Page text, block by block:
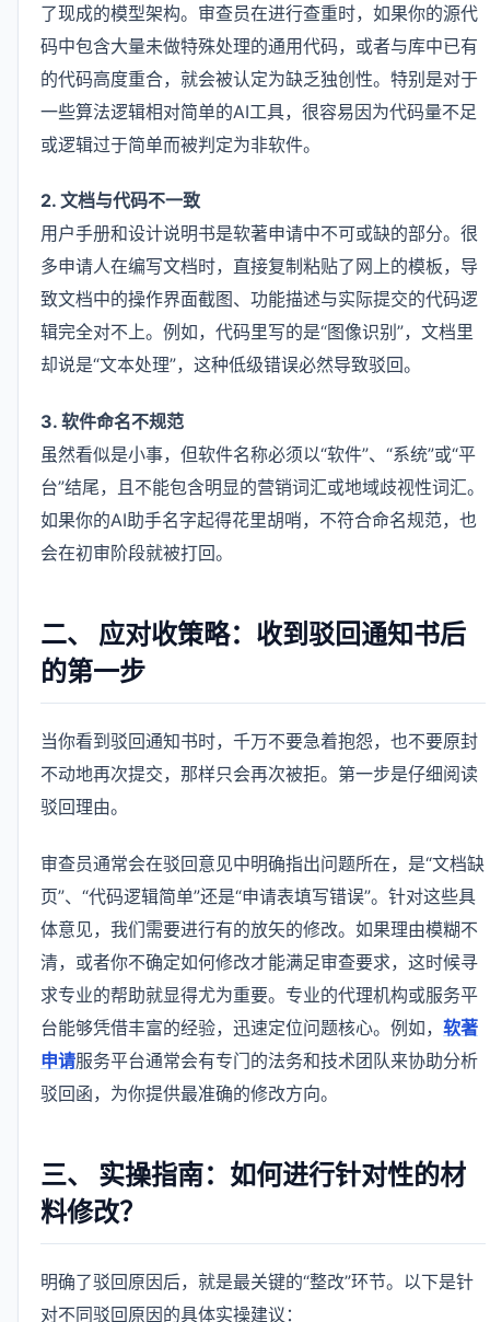
了现成的模型架构。审查员在进行查重时，如果你的源代
码中包含大量未做特殊处理的通用代码，或者与库中已有
的代码高度重合，就会被认定为缺乏独创性。特别是对于
一些算法逻辑相对简单的AI工具，很容易因为代码量不足
或逻辑过于简单而被判定为非软件。
2. 文档与代码不一致
用户手册和设计说明书是软著申请中不可或缺的部分。很
多申请人在编写文档时，直接复制粘贴了网上的模板，导
致文档中的操作界面截图、功能描述与实际提交的代码逻
辑完全对不上。例如，代码里写的是“图像识别”，文档里
却说是“文本处理”，这种低级错误必然导致驳回。
3. 软件命名不规范
虽然看似是小事，但软件名称必须以“软件”、“系统”或“平
台”结尾，且不能包含明显的营销词汇或地域歧视性词汇。
如果你的AI助手名字起得花里胡哨，不符合命名规范，也
会在初审阶段就被打回。
二、 应对收策略：收到驳回通知书后
的第一步
当你看到驳回通知书时，千万不要急着抱怨，也不要原封
不动地再次提交，那样只会再次被拒。第一步是仔细阅读
驳回理由。
审查员通常会在驳回意见中明确指出问题所在，是“文档缺
页”、“代码逻辑简单”还是“申请表填写错误”。针对这些具
体意见，我们需要进行有的放矢的修改。如果理由模糊不
清，或者你不确定如何修改才能满足审查要求，这时候寻
求专业的帮助就显得尤为重要。专业的代理机构或服务平
台能够凭借丰富的经验，迅速定位问题核心。例如， 软著
申请服务平台通常会有专门的法务和技术团队来协助分析
驳回函，为你提供最准确的修改方向。
三、 实操指南：如何进行针对性的材
料修改？
明确了驳回原因后，就是最关键的“整改”环节。以下是针
对不同驳回原因的具体实操建议：